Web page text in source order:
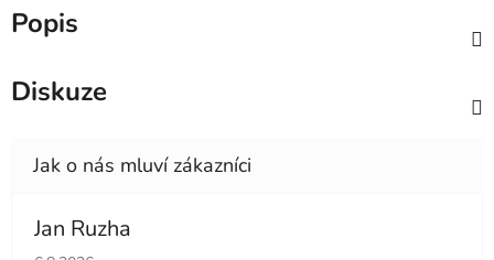
Popis
Diskuze
Jan Ruzha